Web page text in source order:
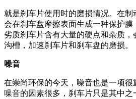
就是刹车片使用时的磨损情况。在
会在刹车盘摩擦表面生成一种保护
劣质刹车片含有大量的硬点和杂质
沟槽，加速刹车片和刹车盘的磨损。
噪音
在崇尚环保的今天，噪音也是一项
噪音的因素很多，刹车片只是其中